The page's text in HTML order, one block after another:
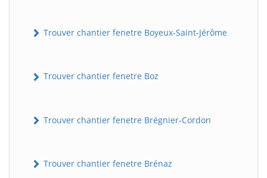
Trouver chantier fenetre Boyeux-Saint-Jérôme
Trouver chantier fenetre Boz
Trouver chantier fenetre Brégnier-Cordon
Trouver chantier fenetre Brénaz